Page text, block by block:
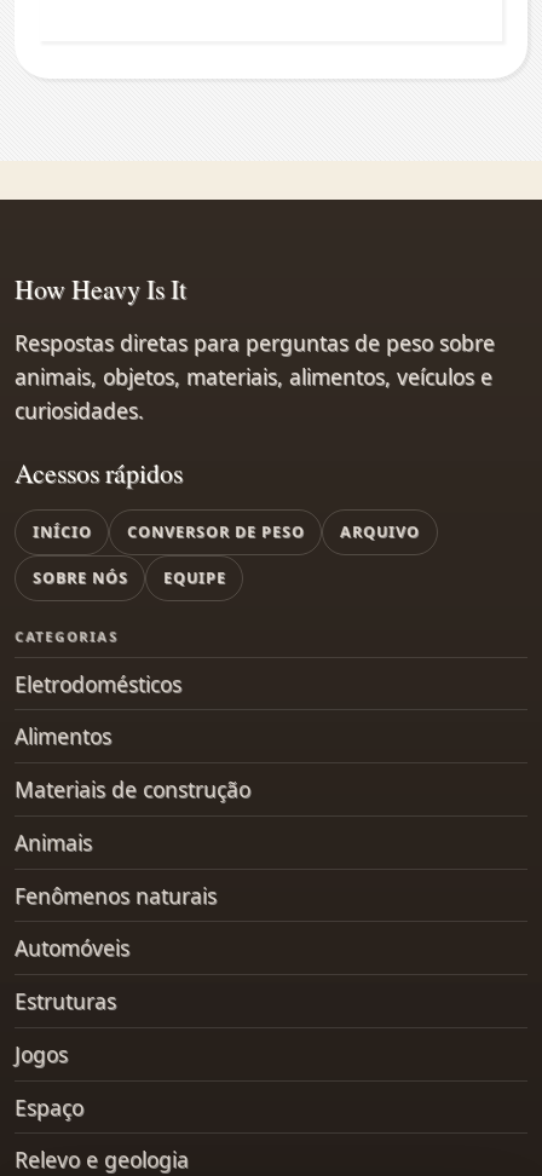
Acessos rápidos
INÍCIO CONVERSOR DE PESO ARQUIVO
SOBRE NÓS EQUIPE
CATEGORIAS
Eletrodomésticos
Alimentos
Materiais de construção
Animais
Fenômenos naturais
Automóveis
Estruturas
Jogos
Espaço
Relevo e geologia
How Heavy Is It
Respostas diretas para perguntas de peso sobre
animais, objetos, materiais, alimentos, veículos e
curiosidades.